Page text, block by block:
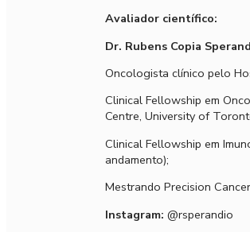
Avaliador científico:
Dr. Rubens Copia
Oncologista clínico pelo
Clinical Fellowship em
Centre, University of
Clinical Fellowship em
andamento);
Mestrando Precision
Instagram: @rsperandio